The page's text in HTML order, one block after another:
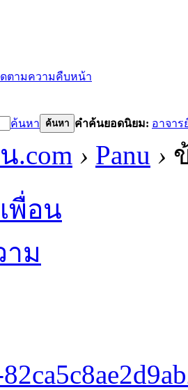
ตามความคืบหน้า
ค้นหา ค้นหา คำค้นยอดนิยม: อาจาร
.com › Panu ›
พื่อน
าม